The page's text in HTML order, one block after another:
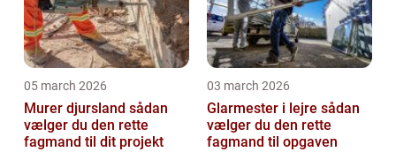
05 march 2026
Murer djursland sådan
vælger du den rette
fagmand til dit projekt
03 march 2026
Glarmester i lejre sådan
vælger du den rette
fagmand til opgaven